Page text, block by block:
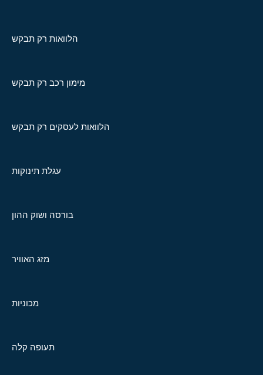
הלוואות רק תבקש
מימון רכב רק תבקש
הלוואות לעסקים רק תבקש
עגלת תינוקות
בורסה ושוק ההון
מזג האוויר
מכוניות
תעופה קלה